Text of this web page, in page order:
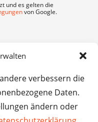
verbessern die
Daten.
ändern oder
und es gelten die
von Google.